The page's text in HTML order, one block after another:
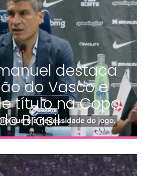
destaca
do Vasco e
título na Copa
Brasil